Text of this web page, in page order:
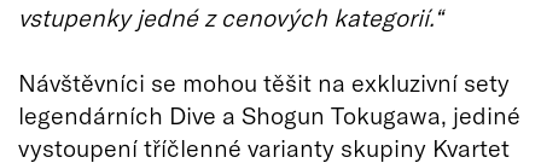
vstupenky jedné z cenových kategorií.“
Návštěvníci se mohou těšit na exkluzivní sety
legendárních Dive a Shogun Tokugawa, jediné
vystoupení tříčlenné varianty skupiny Kvartet